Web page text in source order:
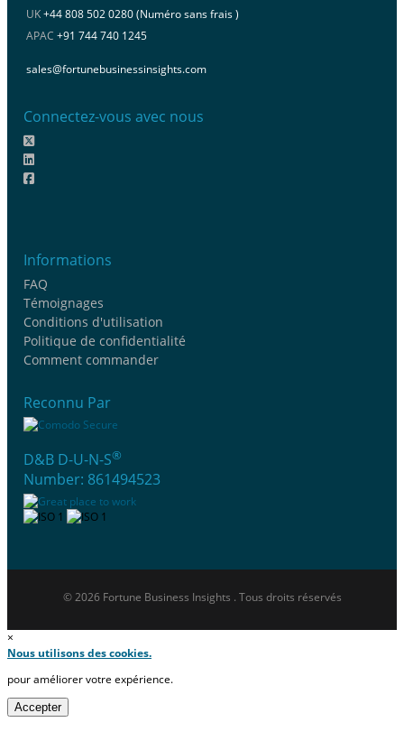
UK+44 808 502 0280 (Numéro sans frais )
APAC +91 744 740 1245
sales@fortunebusinessinsights.com
Connectez-vous avec nous
Informations
FAQ
Témoignages
Conditions d'utilisation
Politique de confidentialité
Comment commander
Reconnu Par
D&B D-U-N-S®
Number: 861494523
© 2026 Fortune Business Insights . Tous droits réservés
×
Nous utilisons des cookies.
pour améliorer votre expérience.
Accepter